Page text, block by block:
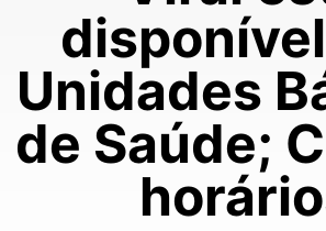
Unidades
de Saúde;